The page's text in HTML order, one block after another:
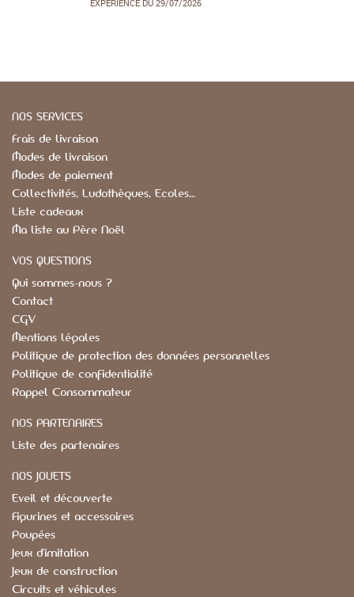
EXPÉRIENCE DU 29/07/2026
le 07/08/2026
emballage
UNE
NOS SERVICES
Frais de livraison
Modes de livraison
Modes de paiement
Collectivités, Ludothèques, Ecoles…
Liste cadeaux
Ma liste au Père Noël
VOS QUESTIONS
Qui sommes-nous ?
Contact
CGV
Mentions légales
Politique de protection des données personnelles
Politique de confidentialité
Rappel Consommateur
NOS PARTENAIRES
Liste des partenaires
NOS JOUETS
Eveil et découverte
Figurines et accessoires
Poupées
Jeux d'imitation
Jeux de construction
Circuits et véhicules